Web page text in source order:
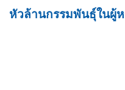
หัวล้านกรรมพันธุ์ในผู้